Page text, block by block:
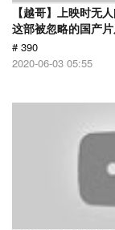
【越哥】上映时无
这部被忽略的国产
# 390
2020-06-03 05:55